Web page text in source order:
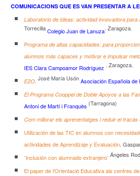
COMUNICACIONS QUE ES VAN PRESENTAR A
Laboratorio de Ideas: actividad innovadora
TorrecillaColegio Juan de Lanuza. Zaragoza.
Programa de altas capacidades: para
alumnos más capaces y motivar e impulsar
IES Clara Campoamor Rodríguez . Zaragoza.
E2O. José María UsónAsociación Española
El Programa Cooppel de Doble Apoyos a las
Antoni de Martí i Franquès (Tarragona)
Com millorar els aprenentatges i reduir el fracàs
Utilización de las TIC en alumnos con
actividades de Aprendizaje y Evaluación.
.Inclusión con alumnado extranjero. Ángeles
El paper de l'Orientació Educativa als centres